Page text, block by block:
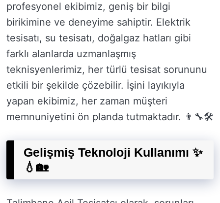
profesyonel ekibimiz, geniş bir bilgi
birikimine ve deneyime sahiptir. Elektrik
tesisatı, su tesisatı, doğalgaz hatları gibi
farklı alanlarda uzmanlaşmış
teknisyenlerimiz, her türlü tesisat sorununu
etkili bir şekilde çözebilir. İşini layıkıyla
yapan ekibimiz, her zaman müşteri
memnuniyetini ön planda tutmaktadır. 👨‍🔧🛠️
Gelişmiş Teknoloji Kullanımı ✨
💧🏡